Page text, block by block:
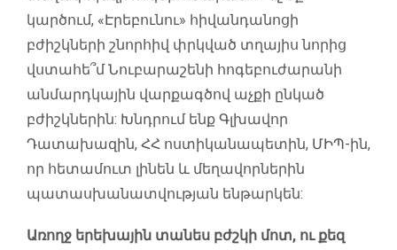
կարծում, «Էրեբունու» հիվանդանոցի
բժիշկների շնորհիվ փրկված տղայիս նորից
վստահե՞մ Նուբարաշենի հոգեբուժարանի
անմարդկային վարքագծով աչքի ընկած
բժիշկներին: Խնդրում ենք Գլխավոր
Դատախազին, ՀՀ ոստիկանապետին, ՄԻՊ-ին,
որ հետամուտ լինեն և մեղավորներին
պատասխանատվության ենթարկեն:
Առողջ երեխային տանես բժշկի մոտ, ու քեզ